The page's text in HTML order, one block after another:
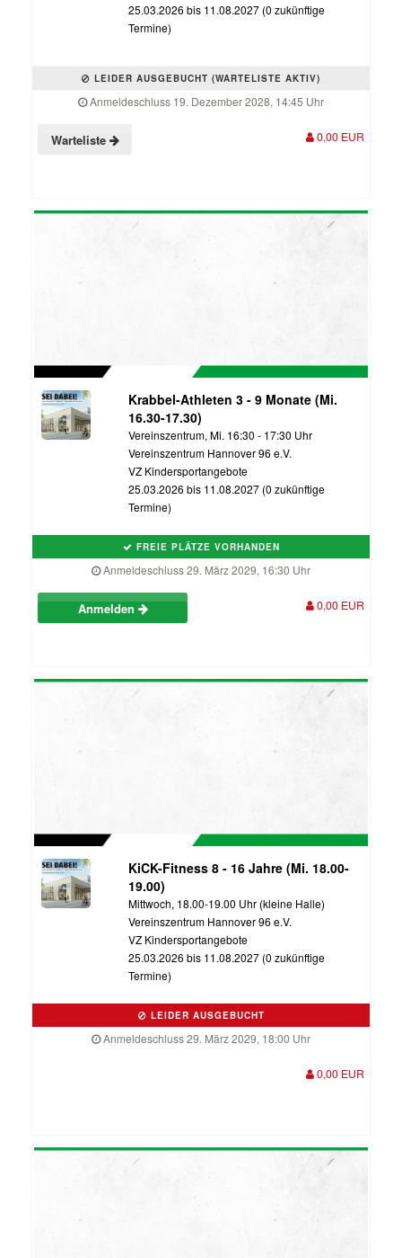
25.03.2026 bis 11.08.2027 (0 zukünftige
Termine)
LEIDER AUSGEBUCHT (WARTELISTE AKTIV)
Anmeldeschluss 19. Dezember 2028, 14:45 Uhr
Warteliste 0,00 EUR
Krabbel-Athleten 3 - 9 Monate (Mi.
16.30-17.30)
Vereinszentrum, Mi. 16:30 - 17:30 Uhr
Vereinszentrum Hannover 96 e.V.
VZ Kindersportangebote
25.03.2026 bis 11.08.2027 (0 zukünftige
Termine)
FREIE PLÄTZE VORHANDEN
Anmeldeschluss 29. März 2029, 16:30 Uhr
Anmelden 0,00 EUR
KiCK-Fitness 8 - 16 Jahre (Mi. 18.00-
19.00)
Mittwoch, 18.00-19.00 Uhr (kleine Halle)
Vereinszentrum Hannover 96 e.V.
VZ Kindersportangebote
25.03.2026 bis 11.08.2027 (0 zukünftige
Termine)
LEIDER AUSGEBUCHT
Anmeldeschluss 29. März 2029, 18:00 Uhr
0,00 EUR